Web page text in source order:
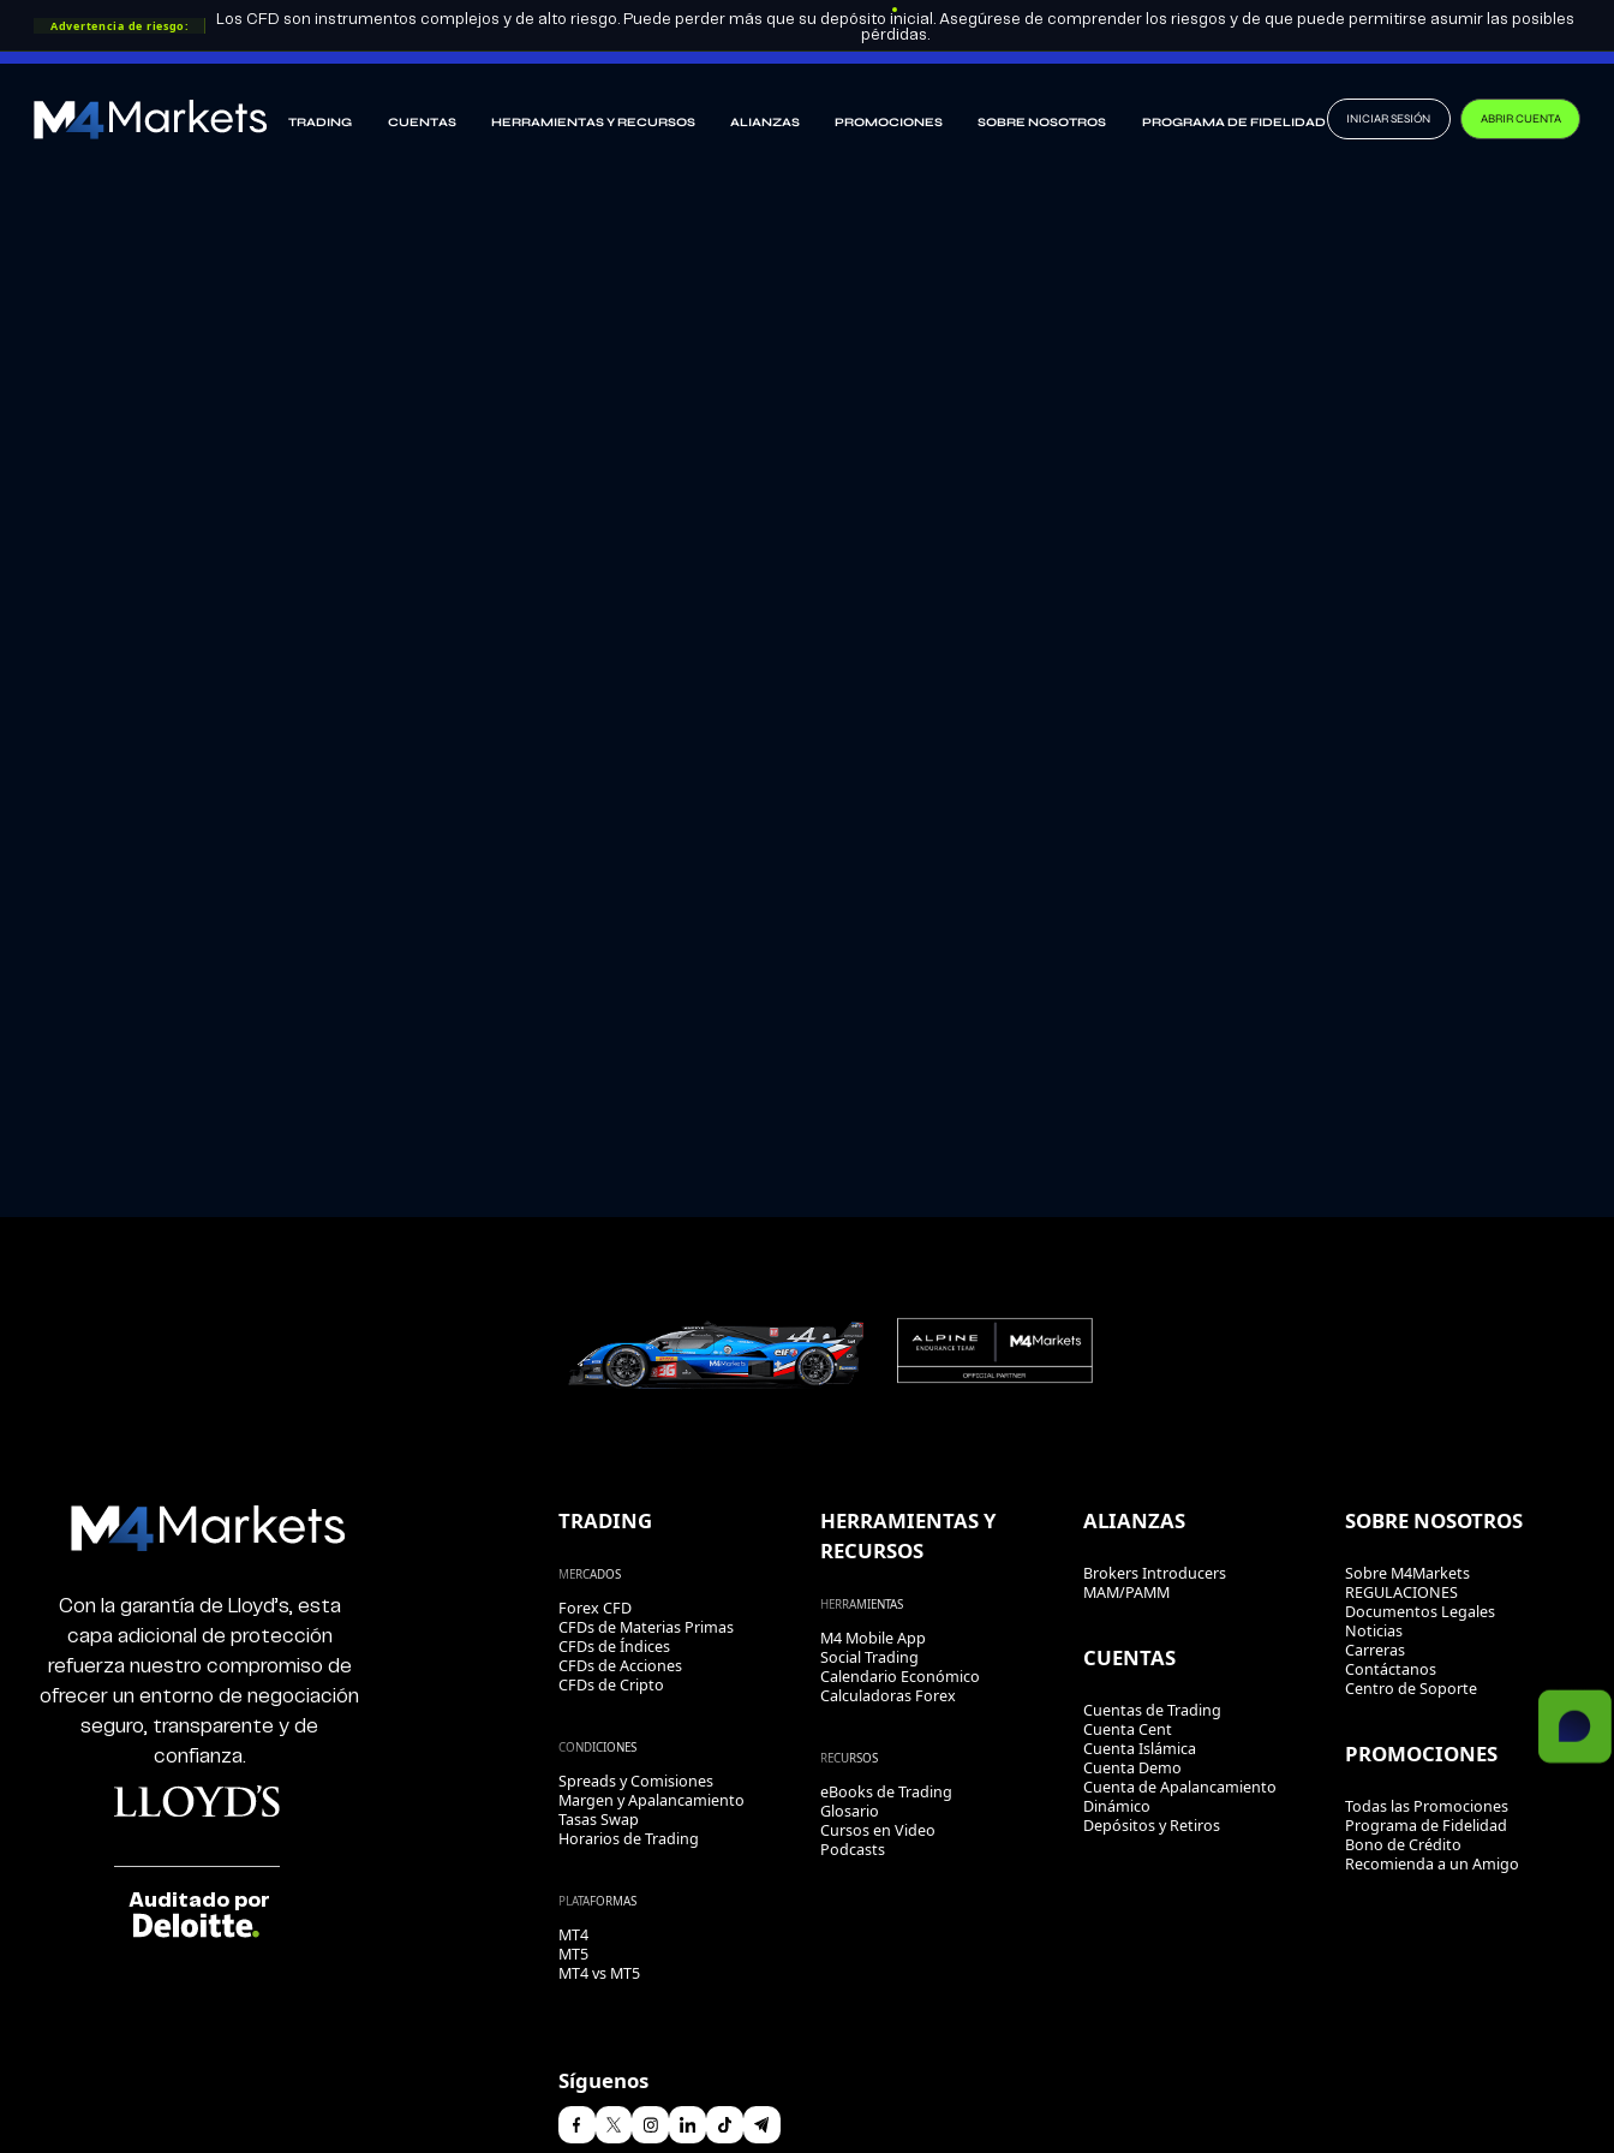
LICENCIAS DE GRUPO: FSA
Advertencia de riesgo:
Los CFD son instrumentos complejos y de alto riesgo. Puede perder más que su depósito inicial. Asegúrese de comprender los riesgos y de que puede permitirse asumir las posibles
pérdidas.
M4Markets
TRADING CUENTAS HERRAMIENTAS Y RECURSOS ALIANZAS PROMOCIONES SOBRE NOSOTROS PROGRAMA DE FIDELIDAD INICIAR SESIÓN ABRIR CUENTA
Broker
Con la garantía de Lloyd’s, esta
capa adicional de protección
refuerza nuestro compromiso de
ofrecer un entorno de negociación
seguro, transparente y de
confianza.
Auditado por
TRADING
MERCADOS
Forex CFD
CFDs de Materias Primas
CFDs de Índices
CFDs de Acciones
CFDs de Cripto
CONDICIONES
Spreads y Comisiones
Margen y Apalancamiento
Tasas Swap
Horarios de Trading
PLATAFORMAS
MT4
MT5
MT4 vs MT5
HERRAMIENTAS Y
RECURSOS
HERRAMIENTAS
M4 Mobile App
Social Trading
Calendario Económico
Calculadoras Forex
RECURSOS
eBooks de Trading
Glosario
Cursos en Video
Podcasts
ALIANZAS
Brokers Introducers
MAM/PAMM
CUENTAS
Cuentas de Trading
Cuenta Cent
Cuenta Islámica
Cuenta Demo
Cuenta de Apalancamiento
Dinámico
Depósitos y Retiros
SOBRE NOSOTROS
Sobre M4Markets
REGULACIONES
Documentos Legales
Noticias
Carreras
Contáctanos
Centro de Soporte
PROMOCIONES
Todas las Promociones
Programa de Fidelidad
Bono de Crédito
Recomienda a un Amigo
Síguenos